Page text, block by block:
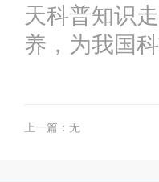
天科普知识
养，为我国
上一篇：无